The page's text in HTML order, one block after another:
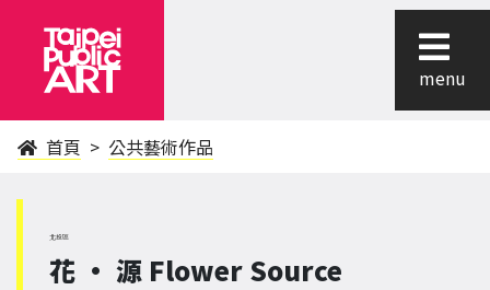
menu
首頁 公共藝術作品
北投區
花 • 源 Flower Source